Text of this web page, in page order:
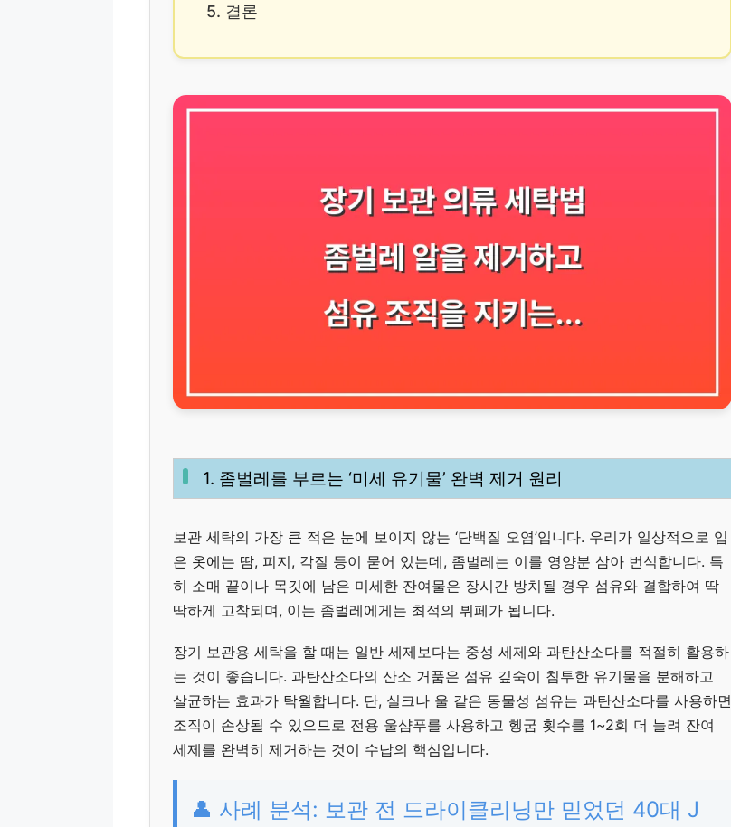
5. 결론
1. 좀벌레를 부르는 ‘미세 유기물’ 완벽 제거 원리
보관 세탁의 가장 큰 적은 눈에 보이지 않는 ‘단백질 오염’입니다. 우리가 일상적으로 입
은 옷에는 땀, 피지, 각질 등이 묻어 있는데, 좀벌레는 이를 영양분 삼아 번식합니다. 특
히 소매 끝이나 목깃에 남은 미세한 잔여물은 장시간 방치될 경우 섬유와 결합하여 딱
딱하게 고착되며, 이는 좀벌레에게는 최적의 뷔페가 됩니다.
장기 보관용 세탁을 할 때는 일반 세제보다는 중성 세제와 과탄산소다를 적절히 활용하
는 것이 좋습니다. 과탄산소다의 산소 거품은 섬유 깊숙이 침투한 유기물을 분해하고
살균하는 효과가 탁월합니다. 단, 실크나 울 같은 동물성 섬유는 과탄산소다를 사용하면
조직이 손상될 수 있으므로 전용 울샴푸를 사용하고 헹굼 횟수를 1~2회 더 늘려 잔여
세제를 완벽히 제거하는 것이 수납의 핵심입니다.
👤 사례 분석: 보관 전 드라이클리닝만 믿었던 40대 J